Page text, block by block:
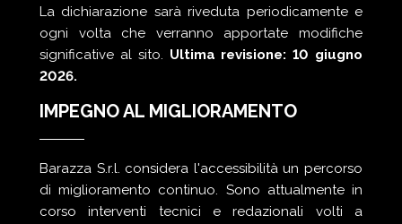
La dichiarazione sarà riveduta periodicamente e
ogni volta che verranno apportate modifiche
significative al sito. Ultima revisione: 10 giugno
2026.
IMPEGNO AL MIGLIORAMENTO
Barazza S.r.l. considera l'accessibilità un percorso
di miglioramento continuo. Sono attualmente in
corso interventi tecnici e redazionali volti a